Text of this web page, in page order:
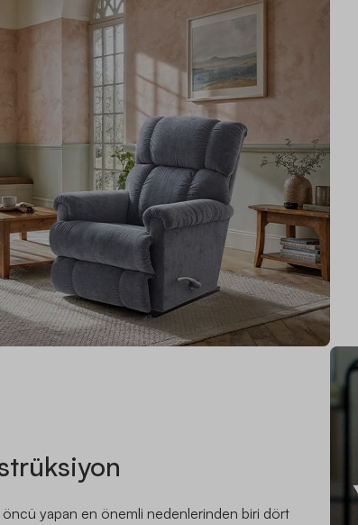
yapan en önemli nedenlerinden biri dört